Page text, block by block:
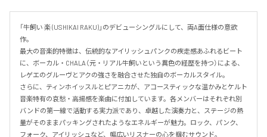
「牛飼い 楽 (USHIKAI RAKU)」のデビューシングルにして、両A面仕様の意欲
作。
最大の音楽的特徴は、伝統的なアイリッシュパンクの疾走感あふれるビート
に、ボーカル・CHALA（元・リアル牛飼いという異色の経歴を持つ）による、
レゲエのグルーヴとアクの強さを融合させた独自のボーカルスタイル。
さらに、ティンホイッスルとピアニカが、アコースティックな温かみとケルト
音楽特有の哀愁・高揚感を楽曲に付加しています。各メンバーはそれぞれ別
バンドの第一線で活動する実力派であり、卓越した演奏力と、ステージの熱
量がそのままパッキングされたようなエネルギーが魅力。ロック、パンク、
フォーク、アイリッシュなど、幅広いリスナーの心を掴むサウンド。